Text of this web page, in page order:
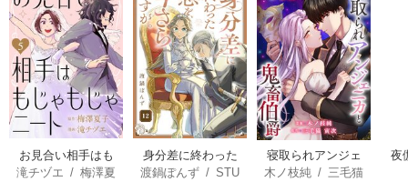
お見合い相手はも
じゃもじゃニート
滝チヅエ /梅澤夏
身分差に終わった
恋を、今さらです
渡鍋ぽんず /STU
寝取られアンジェ
ニカと鬼畜伯爵
木ノ枝純 /三毛猫
夜